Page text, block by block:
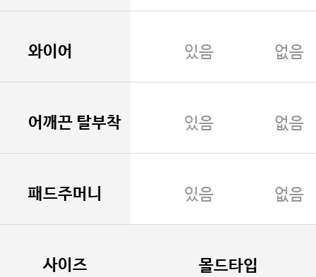
와이어 있음 없음
어깨끈 탈부착 있음 없음
패드주머니 있음 없음
사이즈 몰드타입